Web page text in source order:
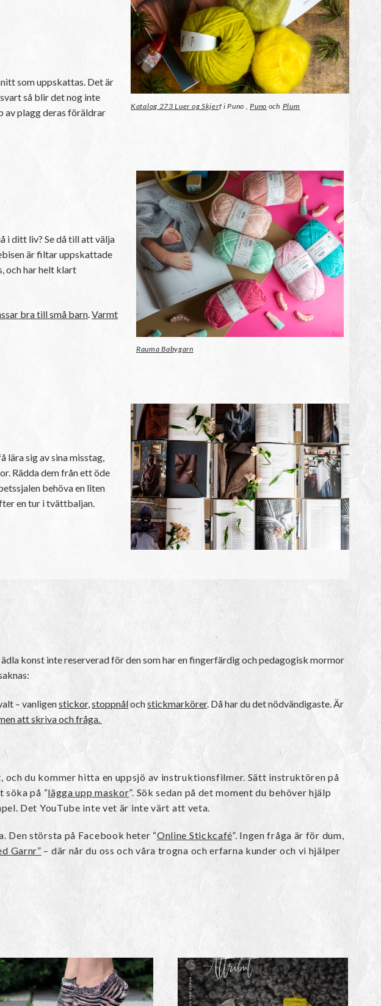
som uppskattas. Det är
så blir det nog inte
av plagg deras föräldrar
Katalog 273 Luer og Skjerf i Puno , Puno och Plum
i ditt liv? Se då till att välja
är filtar uppskattade
och har helt klart
bra till små barn.Varmt
Rauma Babygarn
lära sig av sina misstag,
Rädda dem från ett öde
behöva en liten
en tur i tvättbaljan.
konst inte reserverad för den som har en fingerfärdig och pedagogisk mormor
– vanligenstickor,stoppnålochstickmarkörer. Då har du det nödvändigaste. Är
att skriva och fråga.
du kommer hitta en uppsjö av instruktionsfilmer. Sätt instruktören på
söka på “lägga upp maskor”. Sök sedan på det moment du behöver hjälp
Det YouTube inte vet är inte värt att veta.
Den största på Facebook heter “Online Stickcafé”. Ingen fråga är för dum,
Garnr” – där når du oss och våra trogna och erfarna kunder och vi hjälper